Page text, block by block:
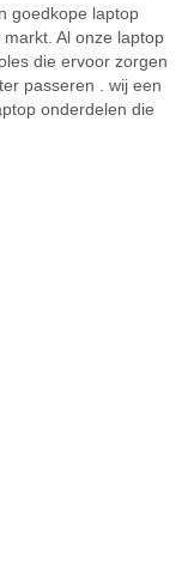
goedkope laptop
Al onze laptop
die ervoor zorgen
passeren . wij een
onderdelen die